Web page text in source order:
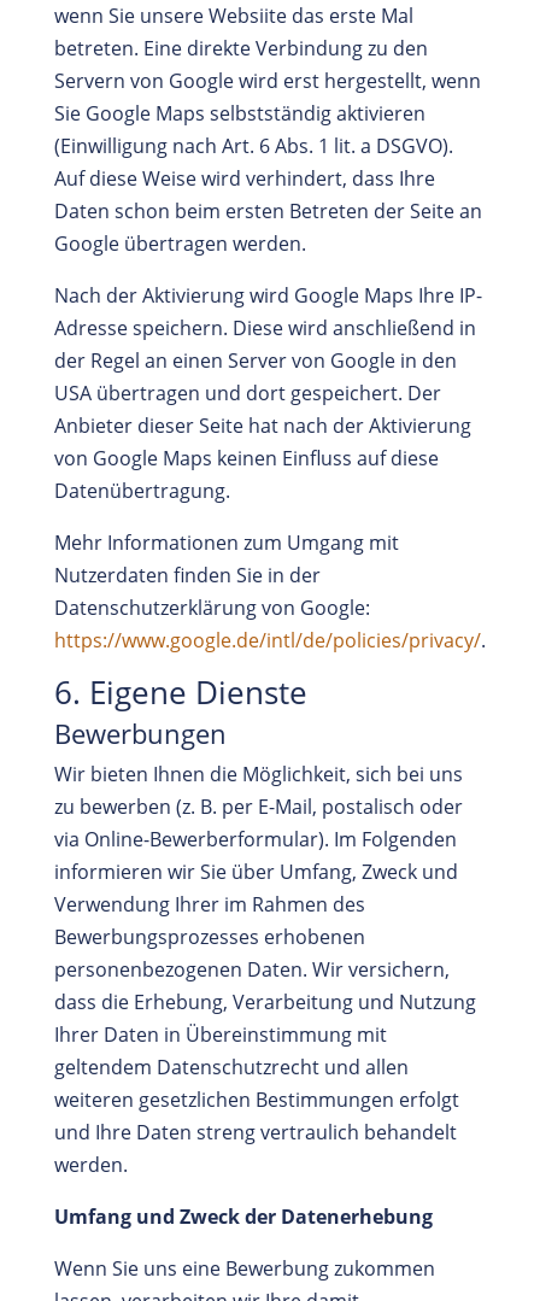
wenn Sie unsere Websiite das erste Mal
betreten. Eine direkte Verbindung zu den
Servern von Google wird erst hergestellt, wenn
Sie Google Maps selbstständig aktivieren
(Einwilligung nach Art. 6 Abs. 1 lit. a DSGVO).
Auf diese Weise wird verhindert, dass Ihre
Daten schon beim ersten Betreten der Seite an
Google übertragen werden.
Nach der Aktivierung wird Google Maps Ihre IP-
Adresse speichern. Diese wird anschließend in
der Regel an einen Server von Google in den
USA übertragen und dort gespeichert. Der
Anbieter dieser Seite hat nach der Aktivierung
von Google Maps keinen Einfluss auf diese
Datenübertragung.
Mehr Informationen zum Umgang mit
Nutzerdaten finden Sie in der
Datenschutzerklärung von Google:
https://www.google.de/intl/de/policies/privacy/.
6. Eigene Dienste
Bewerbungen
Wir bieten Ihnen die Möglichkeit, sich bei uns
zu bewerben (z. B. per E-Mail, postalisch oder
via Online-Bewerberformular). Im Folgenden
informieren wir Sie über Umfang, Zweck und
Verwendung Ihrer im Rahmen des
Bewerbungsprozesses erhobenen
personenbezogenen Daten. Wir versichern,
dass die Erhebung, Verarbeitung und Nutzung
Ihrer Daten in Übereinstimmung mit
geltendem Datenschutzrecht und allen
weiteren gesetzlichen Bestimmungen erfolgt
und Ihre Daten streng vertraulich behandelt
werden.
Umfang und Zweck der Datenerhebung
Wenn Sie uns eine Bewerbung zukommen